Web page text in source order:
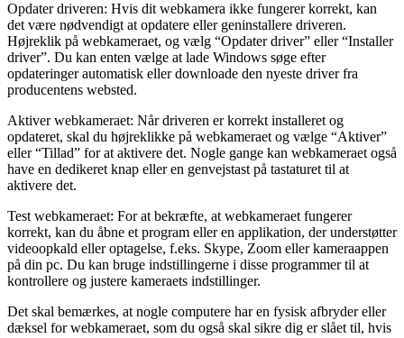
Opdater driveren: Hvis dit webkamera ikke fungerer korrekt, kan
det være nødvendigt at opdatere eller geninstallere driveren.
Højreklik på webkameraet, og vælg “Opdater driver” eller “Installer
driver”. Du kan enten vælge at lade Windows søge efter
opdateringer automatisk eller downloade den nyeste driver fra
producentens websted.
Aktiver webkameraet: Når driveren er korrekt installeret og
opdateret, skal du højreklikke på webkameraet og vælge “Aktiver”
eller “Tillad” for at aktivere det. Nogle gange kan webkameraet også
have en dedikeret knap eller en genvejstast på tastaturet til at
aktivere det.
Test webkameraet: For at bekræfte, at webkameraet fungerer
korrekt, kan du åbne et program eller en applikation, der understøtter
videoopkald eller optagelse, f.eks. Skype, Zoom eller kameraappen
på din pc. Du kan bruge indstillingerne i disse programmer til at
kontrollere og justere kameraets indstillinger.
Det skal bemærkes, at nogle computere har en fysisk afbryder eller
dæksel for webkameraet, som du også skal sikre dig er slået til, hvis